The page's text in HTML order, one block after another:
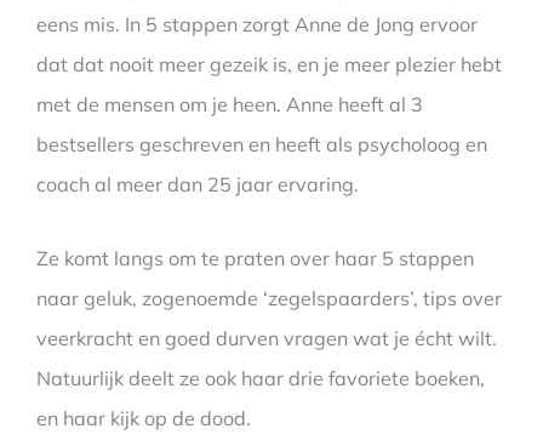
eens mis. In 5 stappen zorgt Anne de Jong ervoor
dat dat nooit meer gezeik is, en je meer plezier hebt
met de mensen om je heen. Anne heeft al 3
bestsellers geschreven en heeft als psycholoog en
coach al meer dan 25 jaar ervaring.
Ze komt langs om te praten over haar 5 stappen
naar geluk, zogenoemde ‘zegelspaarders’, tips over
veerkracht en goed durven vragen wat je écht wilt.
Natuurlijk deelt ze ook haar drie favoriete boeken,
en haar kijk op de dood.